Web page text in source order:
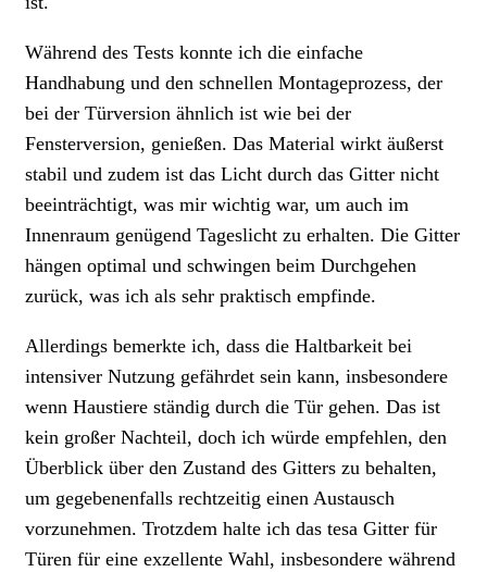
Während des Tests konnte ich die einfache
Handhabung und den schnellen Montageprozess, der
bei der Türversion ähnlich ist wie bei der
Fensterversion, genießen. Das Material wirkt äußerst
stabil und zudem ist das Licht durch das Gitter nicht
beeinträchtigt, was mir wichtig war, um auch im
Innenraum genügend Tageslicht zu erhalten. Die Gitter
hängen optimal und schwingen beim Durchgehen
zurück, was ich als sehr praktisch empfinde.
Allerdings bemerkte ich, dass die Haltbarkeit bei
intensiver Nutzung gefährdet sein kann, insbesondere
wenn Haustiere ständig durch die Tür gehen. Das ist
kein großer Nachteil, doch ich würde empfehlen, den
Überblick über den Zustand des Gitters zu behalten,
um gegebenenfalls rechtzeitig einen Austausch
vorzunehmen. Trotzdem halte ich das tesa Gitter für
Türen für eine exzellente Wahl, insbesondere während